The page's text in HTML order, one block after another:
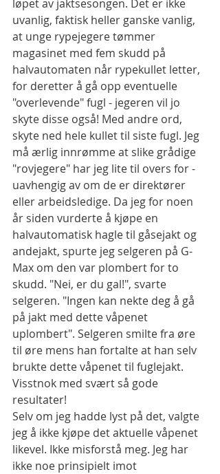
løpet av jaktsesongen. Det er ikke
uvanlig, faktisk heller ganske vanlig,
at unge rypejegere tømmer
magasinet med fem skudd på
halvautomaten når rypekullet letter,
for deretter å gå opp eventuelle
"overlevende" fugl - jegeren vil jo
skyte disse også! Med andre ord,
skyte ned hele kullet til siste fugl. Jeg
må ærlig innrømme at slike grådige
"rovjegere" har jeg lite til overs for -
uavhengig av om de er direktører
eller arbeidsledige. Da jeg for noen
år siden vurderte å kjøpe en
halvautomatisk hagle til gåsejakt og
andejakt, spurte jeg selgeren på G-
Max om den var plombert for to
skudd. "Nei, er du gal!", svarte
selgeren. "Ingen kan nekte deg å gå
på jakt med dette våpenet
uplombert". Selgeren smilte fra øre
til øre mens han fortalte at han selv
brukte dette våpenet til fuglejakt.
Visstnok med svært så gode
resultater!
Selv om jeg hadde lyst på det, valgte
jeg å ikke kjøpe det aktuelle våpenet
likevel. Ikke misforstå meg. Jeg har
ikke noe prinsipielt imot